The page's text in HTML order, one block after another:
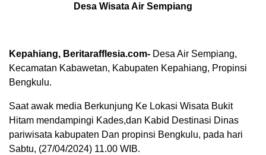
Desa Wisata Air Sempiang
Kepahiang, Beritarafflesia.com- Desa Air Sempiang,
Kecamatan Kabawetan, Kabupaten Kepahiang, Propinsi
Bengkulu.
Saat awak media Berkunjung Ke Lokasi Wisata Bukit
Hitam mendampingi Kades,dan Kabid Destinasi Dinas
pariwisata kabupaten Dan propinsi Bengkulu, pada hari
Sabtu, (27/04/2024) 11.00 WIB.